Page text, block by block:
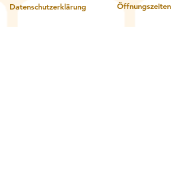
Datenschutzerklärung Öffnungszeiten